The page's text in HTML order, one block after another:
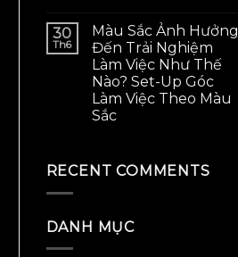
30
Th6
Màu Sắc Ảnh Hưởng
Đến Trải Nghiệm
Làm Việc Như Thế
Nào? Set-Up Góc
Làm Việc Theo Màu
Sắc
RECENT COMMENTS
DANH MỤC